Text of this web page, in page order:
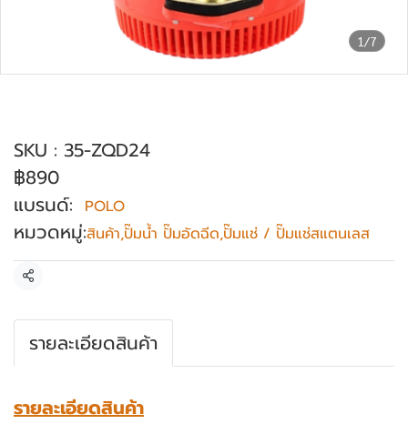
1/7
SKU : 35-ZQD24
฿890
แบรนด์:
POLO
หมวดหมู่:สินค้า,ปั๊มน้ำ ปั๊มอัดฉีด,ปั๊มแช่ / ปั๊มแช่สแตนเลส
แชร์
รายละเอียดสินค้า
รายละเอียดสินค้า